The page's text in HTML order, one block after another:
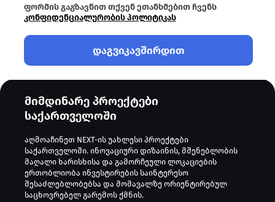
ფორმის გაგზავნით თქვენ ეთანხმებით ჩვენს
კონფიდენციალურობის პოლიტიკას
დაგვიკავშირდით
მიმდინარე პროექტები
საქართველოში
აღმოაჩინეთ NEXT-ის უახლესი პროექტები
საქართველოში. ინოვაციური დიზაინის, მშენებლობის
მაღალი ხარისხისა და გამორჩეული ლოკაციების
ერთობლიობა ინვესტირების საინტერესო
შესაძლებლობებსა და მომავალზე ორიენტირებულ
საცხოვრებელ გარემოს ქმნის.